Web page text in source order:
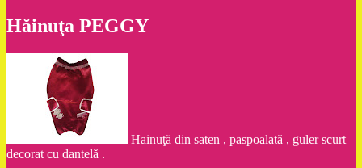
Hăinuţa PEGGY
Hainuţă din saten , paspoalată , guler scurt
decorat cu dantelă .